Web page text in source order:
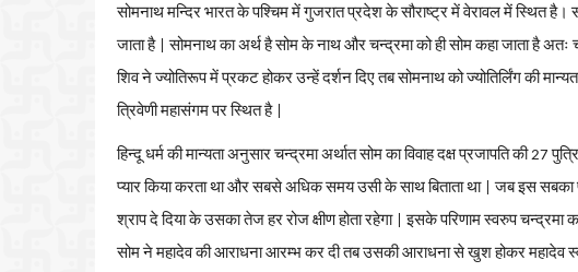
सोमनाथ मन्दिर भारत के पश्चिम में गुजरात प्रदेश के सौराष्ट्र में वेरावल में स्थित है।
जाता है|सोमनाथ का अर्थ है सोम के नाथ और चन्द्रमा को ही सोम कहा जाता है अतः
शिव ने ज्योतिरूप में प्रकट होकर उन्हें दर्शन दिए तब सोमनाथ को ज्योतिर्लिंग की
त्रिवेणी महासंगम पर स्थित है|
हिन्दू धर्म की मान्यता अनुसार चन्द्रमा अर्थात सोम का विवाह दक्ष प्रजापति की27
प्यार किया करता था और सबसे अधिक समय उसी के साथ बिताता था|जब इस सबका
श्राप दे दिया के उसका तेज हर रोज क्षीण होता रहेगा|इसके परिणाम स्वरुप चन्द्रमा
सोम ने महादेव की आराधना आरम्भ कर दी तब उसकी आराधना से खुश होकर महादेव